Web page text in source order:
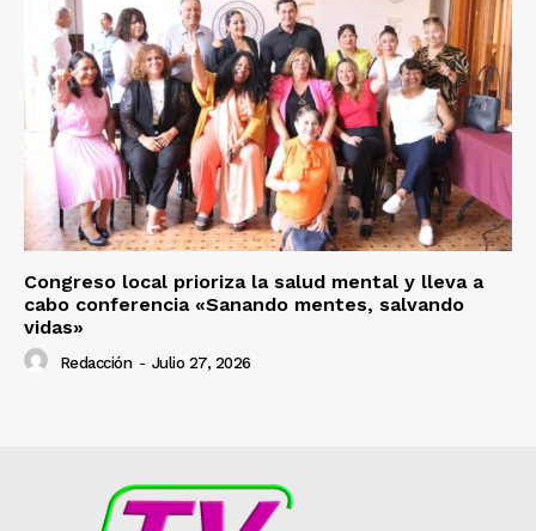
Congreso local prioriza la salud mental y lleva a
cabo conferencia «Sanando mentes, salvando
vidas»
Redacción - Julio 27, 2026